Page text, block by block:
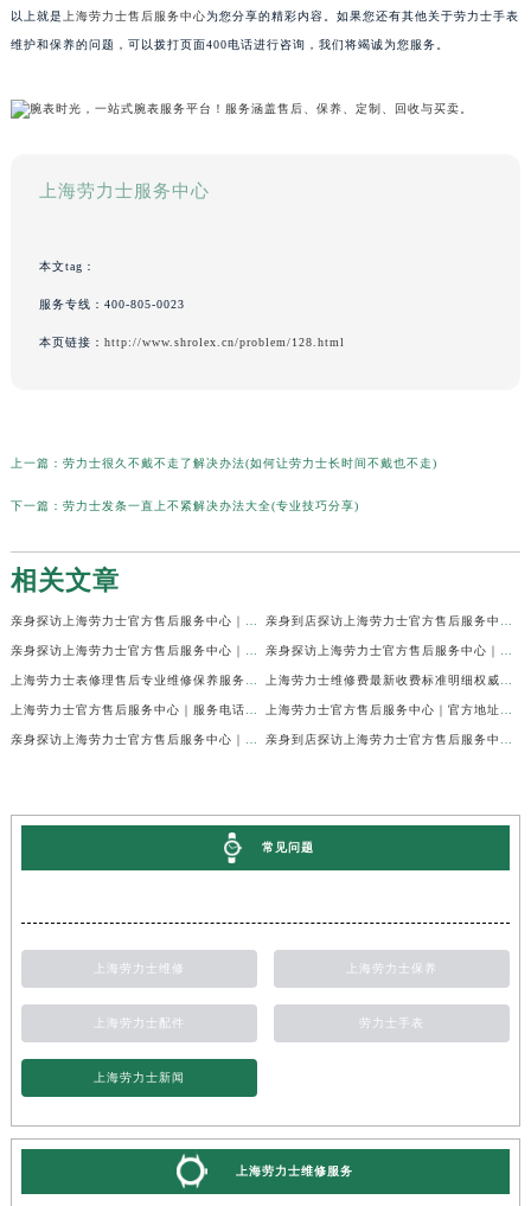
以上就是 上海劳力士售后服务中心为您分享的精彩内容。如果您还有其他关于劳力士手表
维护和保养的问题，可以拨打页面400电话进行咨询，我们将竭诚为您服务。
上海劳力士服务中心
本文tag：
服务专线： 400-805-0023
本页链接： http://www.shrolex.cn/problem/128.html
上一篇： 劳力士很久不戴不走了解决办法(如何让劳力士长时间不戴也不走)
下一篇： 劳力士发条一直上不紧解决办法大全(专业技巧分享)
相关文章
常见问题
上海劳力士维修 上海劳力士保养
上海劳力士配件 劳力士手表
上海劳力士新闻
上海劳力士维修服务